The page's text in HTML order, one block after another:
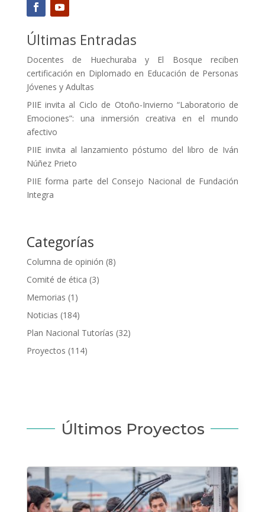
Últimas Entradas
Docentes de Huechuraba y El Bosque reciben
certificación en Diplomado en Educación de Personas
Jóvenes y Adultas
PIIE invita al Ciclo de Otoño-Invierno “Laboratorio de
Emociones”: una inmersión creativa en el mundo
afectivo
PIIE invita al lanzamiento póstumo del libro de Iván
Núñez Prieto
PIIE forma parte del Consejo Nacional de Fundación
Integra
Categorías
Columna de opinión (8)
Comité de ética (3)
Memorias (1)
Noticias (184)
Plan Nacional Tutorías (32)
Proyectos (114)
Últimos Proyectos